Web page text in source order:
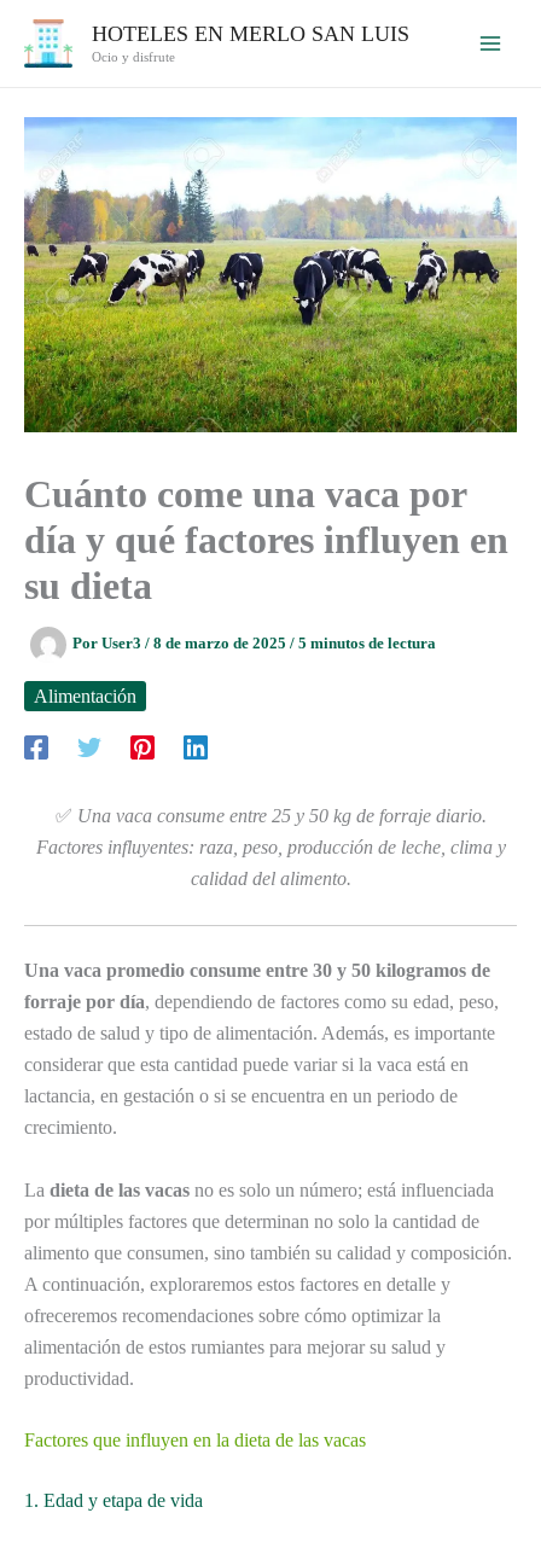
HOTELES EN MERLO SAN LUIS
Ocio y disfrute
Cuánto come una vaca por
día y qué factores influyen en
su dieta
Por User3 / 8 de marzo de 2025 / 5 minutos de lectura
Alimentación
✅ Una vaca consume entre 25 y 50 kg de forraje diario.
Factores influyentes: raza, peso, producción de leche, clima y
calidad del alimento.
Una vaca promedio consume entre 30 y 50 kilogramos de
forraje por día, dependiendo de factores como su edad, peso,
estado de salud y tipo de alimentación. Además, es importante
considerar que esta cantidad puede variar si la vaca está en
lactancia, en gestación o si se encuentra en un periodo de
crecimiento.
La dieta de las vacas no es solo un número; está influenciada
por múltiples factores que determinan no solo la cantidad de
alimento que consumen, sino también su calidad y composición.
A continuación, exploraremos estos factores en detalle y
ofreceremos recomendaciones sobre cómo optimizar la
alimentación de estos rumiantes para mejorar su salud y
productividad.
Factores que influyen en la dieta de las vacas
1. Edad y etapa de vida